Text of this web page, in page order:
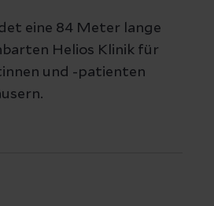
eine 84 Meter lange
Helios Klinik für
und -patienten